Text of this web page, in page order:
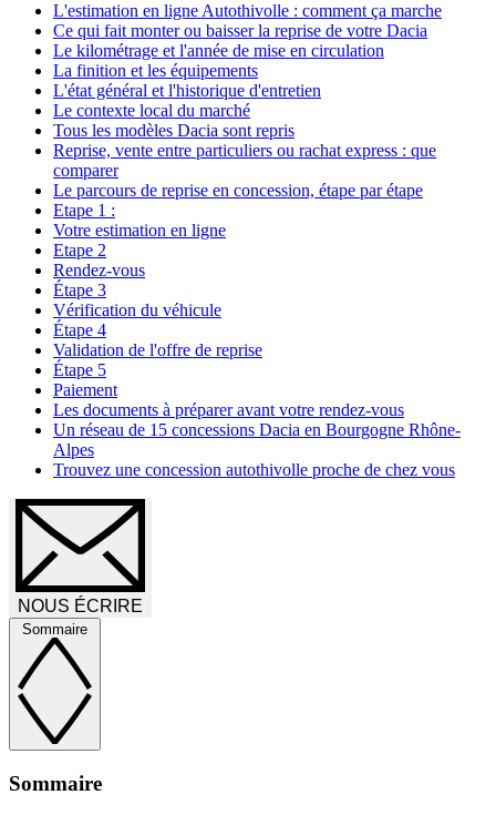
L'estimation en ligne Autothivolle : comment ça marche
Ce qui fait monter ou baisser la reprise de votre Dacia
Le kilométrage et l'année de mise en circulation
La finition et les équipements
L'état général et l'historique d'entretien
Le contexte local du marché
Tous les modèles Dacia sont repris
Reprise, vente entre particuliers ou rachat express : que
comparer
Le parcours de reprise en concession, étape par étape
Etape 1 :
Votre estimation en ligne
Etape 2
Rendez-vous
Étape 3
Vérification du véhicule
Étape 4
Validation de l'offre de reprise
Étape 5
Paiement
Les documents à préparer avant votre rendez-vous
Un réseau de 15 concessions Dacia en Bourgogne Rhône-
Alpes
Trouvez une concession autothivolle proche de chez vous
NOUS ÉCRIRE
Sommaire
Sommaire